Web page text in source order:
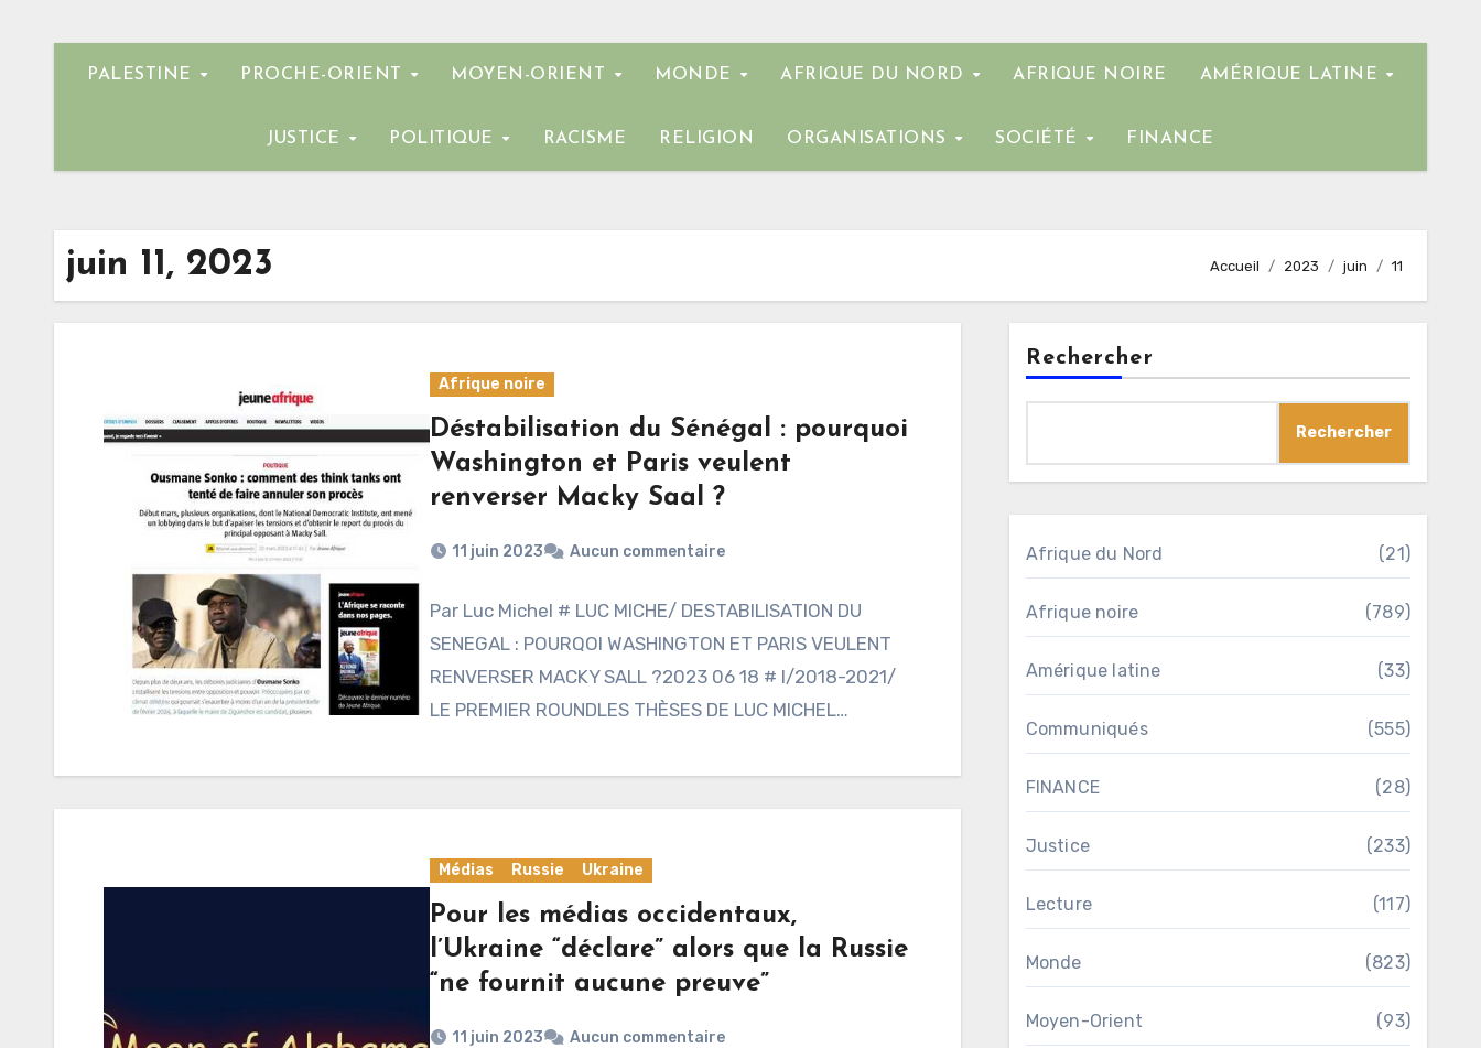
PALESTINE PROCHE-ORIENT MOYEN-ORIENT MONDE AFRIQUE DU NORD AFRIQUE NOIRE AMÉRIQUE LATINE
JUSTICE POLITIQUE RACISME RELIGION ORGANISATIONS SOCIÉTÉ FINANCE
juin 11, 2023 Accueil 2023 juin 11
Afrique noire
Déstabilisation du Sénégal : pourquoi
Washington et Paris veulent
renverser Macky Saal ?
11 juin 2023 Aucun commentaire
Par Luc Michel # LUC MICHE/ DESTABILISATION DU
SENEGAL : POURQOI WASHINGTON ET PARIS VEULENT
RENVERSER MACKY SALL ?2023 06 18 # I/2018-2021/
LE PREMIER ROUNDLES THÈSES DE LUC MICHEL…
Médias Russie Ukraine
Pour les médias occidentaux,
l’Ukraine “déclare” alors que la Russie
“ne fournit aucune preuve”
11 juin 2023 Aucun commentaire
Rechercher
Rechercher
Afrique du Nord (21)
Afrique noire (789)
Amérique latine (33)
Communiqués (555)
FINANCE (28)
Justice (233)
Lecture (117)
Monde (823)
Moyen-Orient (93)